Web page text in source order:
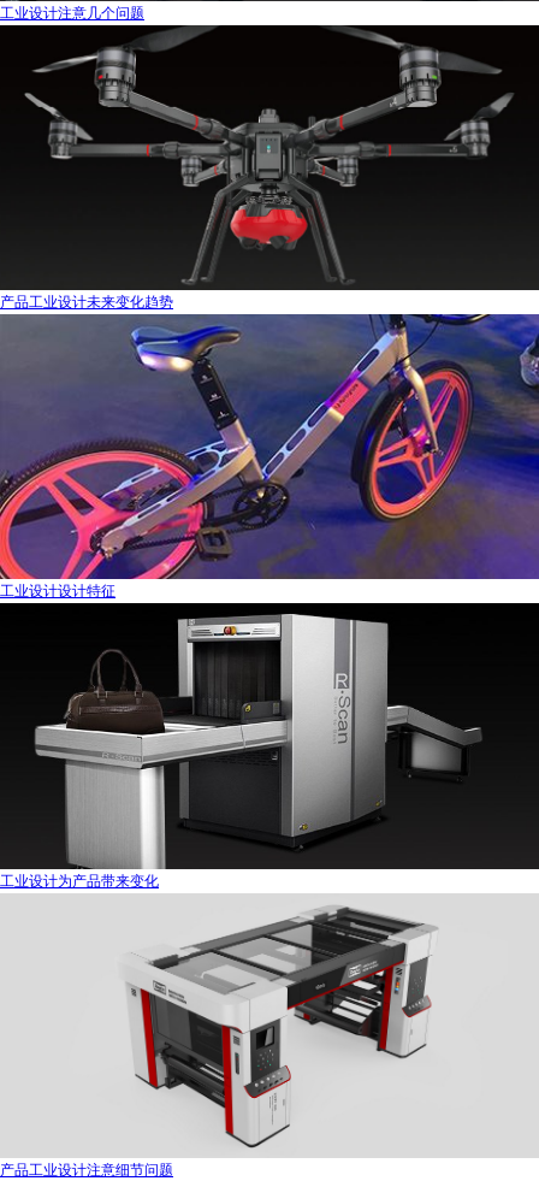
工业设计注意几个问题
产品工业设计未来变化趋势
工业设计设计特征
工业设计为产品带来变化
产品工业设计注意细节问题